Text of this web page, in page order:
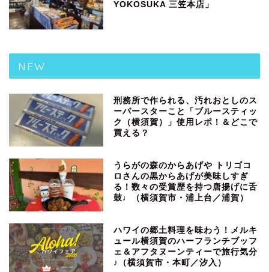
YOKOSUKA 三笠本店」
NEW
刑務所で作られる、汚れおとしのス
ーパースターこと「ブルースティッ
ク（横須賀）」使用レポ！＆どこで
買える？
うらがの森のからあげや トリゴコ
ロさんの黒からあげが美味しすぎ
る！数々の受賞歴を持つ唐揚げに舌
鼓♩（横須賀市・浦上台／浦賀）
ハワイの郷土料理を味わう！メルキ
ュール横須賀のハーフランチブッフ
ェ＆アフタヌーンティーで旅行気分
♪（横須賀市・本町／汐入）